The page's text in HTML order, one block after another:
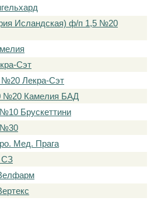
Исландская) ф/п 1,5 №20
Сэт
№20 Лекра-Сэт
№20 Камелия БАД
Брускеттини
№30
Мед. Прага
СЗ